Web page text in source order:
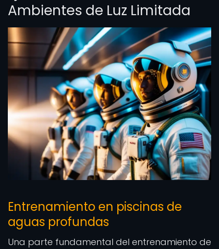
Ambientes de Luz Limitada
Entrenamiento en piscinas de
aguas profundas
Una parte fundamental del entrenamiento de